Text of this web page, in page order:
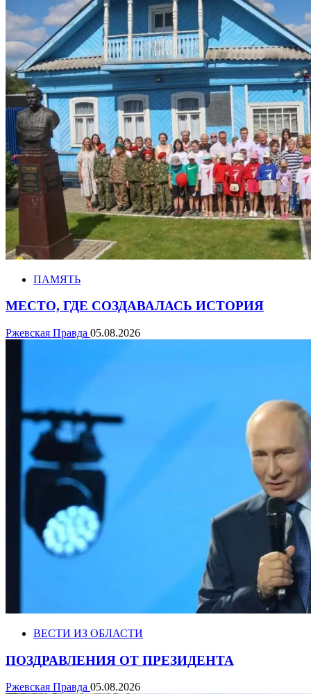
ПАМЯТЬ
МЕСТО, ГДЕ СОЗДАВАЛАСЬ ИСТОРИЯ
Ржевская Правда 05.08.2026
ВЕСТИ ИЗ ОБЛАСТИ
ПОЗДРАВЛЕНИЯ ОТ ПРЕЗИДЕНТА
Ржевская Правда 05.08.2026